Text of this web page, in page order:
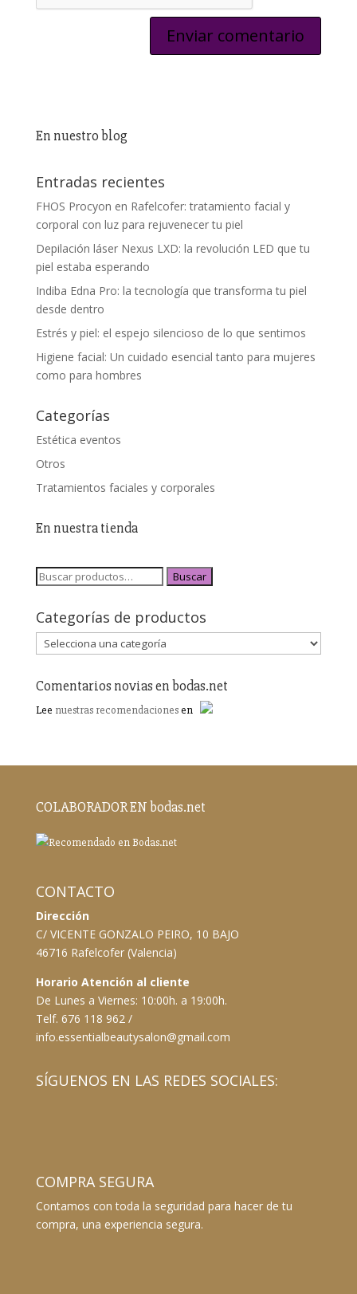
En nuestro blog
Entradas recientes
FHOS Procyon en Rafelcofer: tratamiento facial y
corporal con luz para rejuvenecer tu piel
Depilación láser Nexus LXD: la revolución LED que tu
piel estaba esperando
Indiba Edna Pro: la tecnología que transforma tu piel
desde dentro
Estrés y piel: el espejo silencioso de lo que sentimos
Higiene facial: Un cuidado esencial tanto para mujeres
como para hombres
Categorías
Estética eventos
Otros
Tratamientos faciales y corporales
En nuestra tienda
Buscar
Categorías de productos
Comentarios novias en bodas.net
Lee nuestras recomendacionesen
COLABORADOR EN bodas.net
CONTACTO
Dirección
C/ VICENTE GONZALO PEIRO, 10 BAJO
46716 Rafelcofer (Valencia)
Horario Atención al cliente
De Lunes a Viernes: 10:00h. a 19:00h.
Telf. 676 118 962 /
info.essentialbeautysalon@gmail.com
SÍGUENOS EN LAS REDES SOCIALES:
COMPRA SEGURA
Contamos con toda la seguridad para hacer de tu
compra, una experiencia segura.